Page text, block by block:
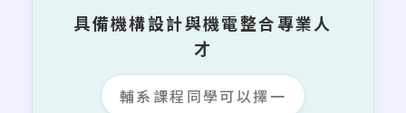
具備機構設計與機電整合專業人
才
輔系課程同學可以擇一